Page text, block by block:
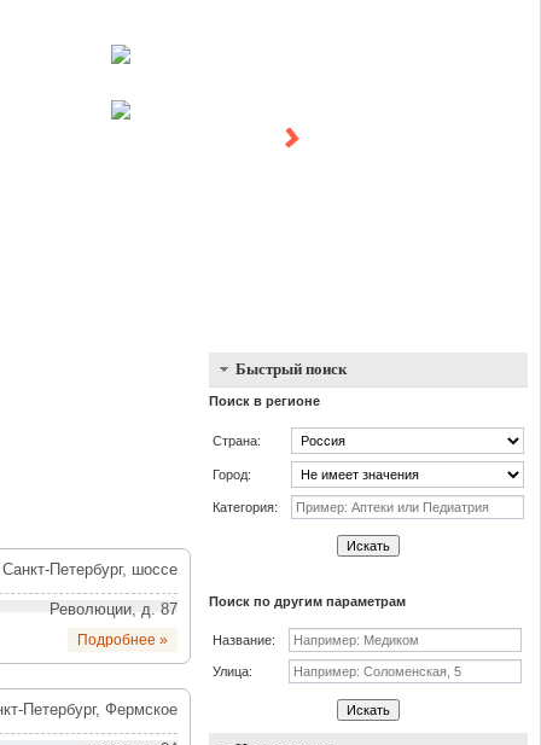
Санкт-Петербург, шоссе
Революции, д. 87
Подробнее »
Петербург, Фермское
Быстрый поиск
Поиск в регионе
Страна:
Город:
Категория:
Искать
Поиск по другим параметрам
Название:
Улица:
Искать